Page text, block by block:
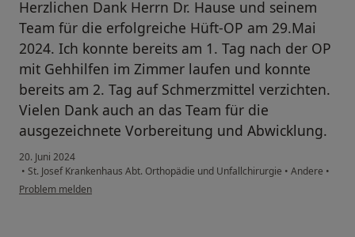
Herzlichen Dank Herrn Dr. Hause und seinem
Team für die erfolgreiche Hüft-OP am 29.Mai
2024. Ich konnte bereits am 1. Tag nach der OP
mit Gehhilfen im Zimmer laufen und konnte
bereits am 2. Tag auf Schmerzmittel verzichten.
Vielen Dank auch an das Team für die
ausgezeichnete Vorbereitung und Abwicklung.
20. Juni 2024
• St. Josef Krankenhaus Abt. Orthopädie und Unfallchirurgie • Andere •
Problem melden